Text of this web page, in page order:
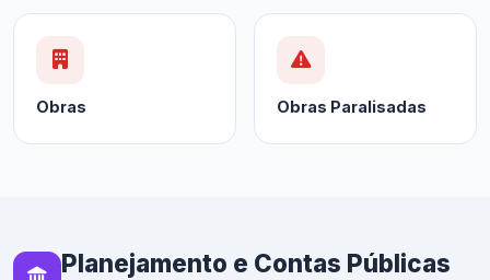
Obras Obras Paralisadas
Planejamento e Contas Públicas